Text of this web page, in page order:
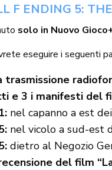
F ENDING 5:
solo in Nuovo
eseguire i seguenti
e 3 i manifesti del
nel capanno a est
nel vicolo a sud-est
dietro al Negozio
del film